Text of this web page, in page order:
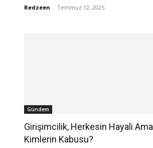
Redzeen - Temmuz 12, 2025
Gündem
Girişimcilik, Herkesin Hayali Ama
Kimlerin Kabusu?